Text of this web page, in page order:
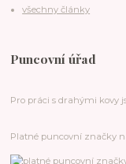
všechny články
Puncovní úřad
Pro práci s drahými kovy
Platné puncovní značky